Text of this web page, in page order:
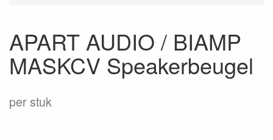
APART AUDIO / BIAMP
MASKCV Speakerbeugel
per stuk